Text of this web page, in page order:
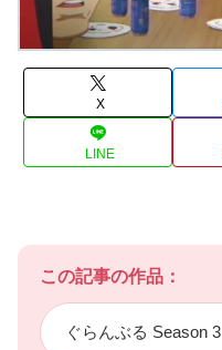
X
LINE
この記事の作品：
ぐらんぶる Season 3